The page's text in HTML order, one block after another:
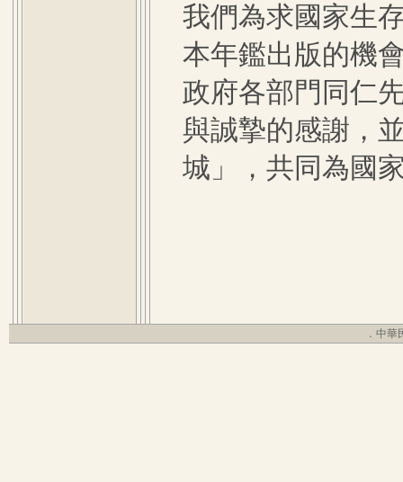
我們為求國家生
本年鑑出版的機
政府各部門同仁
與誠摯的感謝，
城」，共同為國
．中